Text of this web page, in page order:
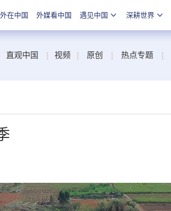
在中国 外媒看中国 遇见中国 深耕世界
直观中国 视频 原创 热点专题